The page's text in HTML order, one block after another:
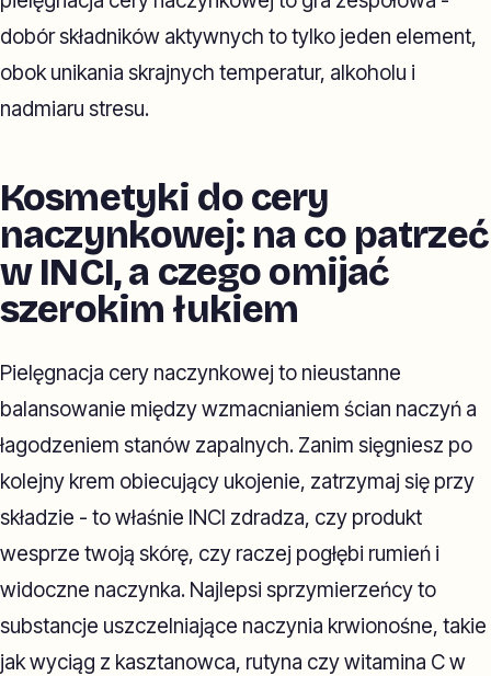
dobór składników aktywnych to tylko jeden element,
obok unikania skrajnych temperatur, alkoholu i
nadmiaru stresu.
Kosmetyki do cery
naczynkowej: na co patrzeć
w INCI, a czego omijać
szerokim łukiem
Pielęgnacja cery naczynkowej to nieustanne
balansowanie między wzmacnianiem ścian naczyń a
łagodzeniem stanów zapalnych. Zanim sięgniesz po
kolejny krem obiecujący ukojenie, zatrzymaj się przy
składzie - to właśnie INCI zdradza, czy produkt
wesprze twoją skórę, czy raczej pogłębi rumień i
widoczne naczynka. Najlepsi sprzymierzeńcy to
substancje uszczelniające naczynia krwionośne, takie
jak wyciąg z kasztanowca, rutyna czy witamina C w